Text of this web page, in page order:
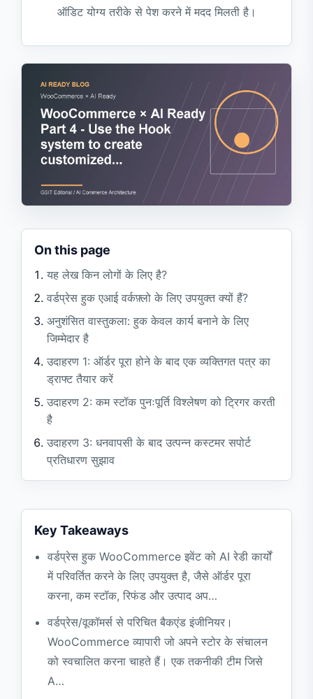
ऑडिट योग्य तरीके से पेश करने में मदद मिलती है।
On this page
यह लेख किन लोगों के लिए है?
वर्डप्रेस हुक एआई वर्कफ़्लो के लिए उपयुक्त क्यों हैं?
अनुशंसित वास्तुकला: हुक केवल कार्य बनाने के लिए
जिम्मेदार है
उदाहरण 1: ऑर्डर पूरा होने के बाद एक व्यक्तिगत पत्र का
ड्राफ्ट तैयार करें
उदाहरण 2: कम स्टॉक पुनःपूर्ति विश्लेषण को ट्रिगर करती
है
उदाहरण 3: धनवापसी के बाद उत्पन्न कस्टमर सपोर्ट
प्रतिधारण सुझाव
हुक वर्कफ़्लो जोखिम सूची
अक्सर पूछे जाने वाले प्रश्न
एक्शन या फ़िल्टर, AI Ready के लिए कौन सा उपयुक्त
क्या मैं सीधे ओपनएआई या हुक में अन्य मॉडल एपीआई को
कॉल कर सकता हूं?
सन्दर्भ
Key Takeaways
वर्डप्रेस हुक WooCommerce इवेंट को AI रेडी कार्यों
में परिवर्तित करने के लिए उपयुक्त है, जैसे ऑर्डर पूरा
करना, कम स्टॉक, रिफंड और उत्पाद अप…
वर्डप्रेस/वूकॉमर्स से परिचित बैकएंड इंजीनियर।
WooCommerce व्यापारी जो अपने स्टोर के संचालन
को स्वचालित करना चाहते हैं। एक तकनीकी टीम जिसे
A…